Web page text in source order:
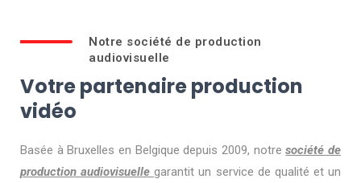
Notre société de production
audiovisuelle
Votre partenaire production
vidéo
Basée à Bruxelles en Belgique depuis 2009, notresociété de
production audiovisuellegarantit un service de qualité et un